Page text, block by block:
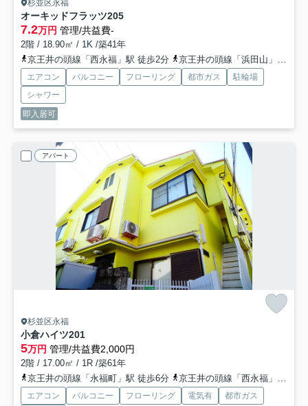
杉並区永福
オーキッドフラッツ205
7.2万円 管理/共益費-
2階 / 18.90㎡ / 1K /築41年
京王井の頭線「西永福」駅 徒歩2分
京王井の頭線「浜田山」駅 徒歩11分
エアコン バルコニー フローリング 都市ガス
駐輪場
シャワー
即入居可
アパート
杉並区永福
小倉ハイツ201
5万円 管理/共益費2,000円
2階 / 17.00㎡ / 1R /築61年
京王井の頭線「永福町」駅 徒歩6分
京王井の頭線「西永福」駅 徒歩10分
エアコン バルコニー フローリング 電気有
都市ガス